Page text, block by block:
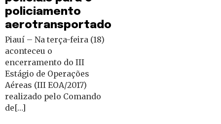
policiamento
aerotransportado
Piauí – Na terça-feira (18)
aconteceu o
encerramento do III
Estágio de Operações
Aéreas (III EOA/2017)
realizado pelo Comando
de[…]